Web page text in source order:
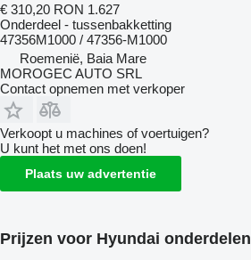
€ 310,20 RON 1.627
Onderdeel - tussenbakketting
47356M1000 / 47356-M1000
Roemenië, Baia Mare
MOROGEC AUTO SRL
Contact opnemen met verkoper
Verkoopt u machines of voertuigen?
U kunt het met ons doen!
Plaats uw advertentie
Prijzen voor Hyundai onderdelen